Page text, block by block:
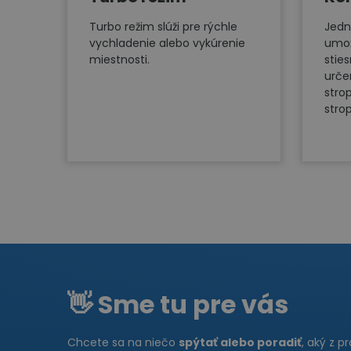
Turbo režim slúži pre rýchle
vychladenie alebo vykúrenie
miestnosti.
👋 Sme tu pre vás
Chcete sa na niečo spýtať alebo poradiť, aký z